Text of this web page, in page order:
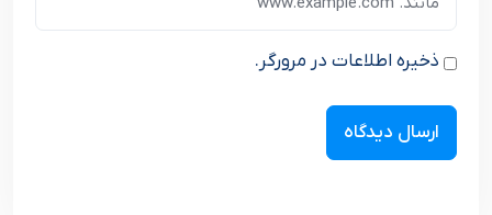
ذخیره اطلاعات در مرورگر.